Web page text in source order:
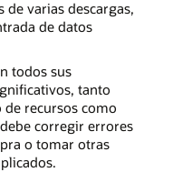
varias descargas,
de datos
todos sus
tanto
recursos como
corregir errores
o tomar otras